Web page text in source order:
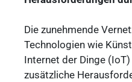
Die zunehmende
Technologien wie
Internet der Dinge
zusätzliche